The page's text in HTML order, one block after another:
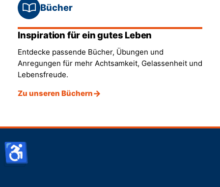
Bücher
Inspiration für ein gutes Leben
Entdecke passende Bücher, Übungen und
Anregungen für mehr Achtsamkeit, Gelassenheit und
Lebensfreude.
Zu unseren Büchern